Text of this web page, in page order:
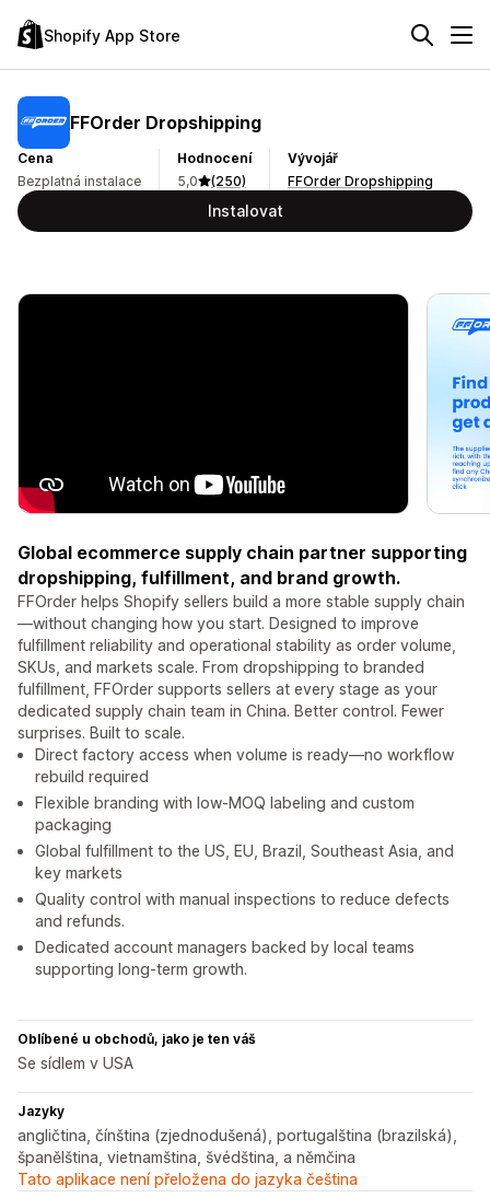
Shopify App Store
FFOrder Dropshipping
Cena
Bezplatná instalace
Hodnocení
5,0
(250)
Vývojář
FFOrder Dropshipping
Instalovat
Global ecommerce supply chain partner supporting
dropshipping, fulfillment, and brand growth.
FFOrder helps Shopify sellers build a more stable supply chain
—without changing how you start. Designed to improve
fulfillment reliability and operational stability as order volume,
SKUs, and markets scale. From dropshipping to branded
fulfillment, FFOrder supports sellers at every stage as your
dedicated supply chain team in China. Better control. Fewer
surprises. Built to scale.
Direct factory access when volume is ready—no workflow
rebuild required
Flexible branding with low-MOQ labeling and custom
packaging
Global fulfillment to the US, EU, Brazil, Southeast Asia, and
key markets
Quality control with manual inspections to reduce defects
and refunds.
Dedicated account managers backed by local teams
supporting long-term growth.
Oblíbené u obchodů, jako je ten váš
Se sídlem v USA
Jazyky
angličtina, čínština (zjednodušená), portugalština (brazilská),
španělština, vietnamština, švédština, a němčina
Tato aplikace není přeložena do jazyka čeština